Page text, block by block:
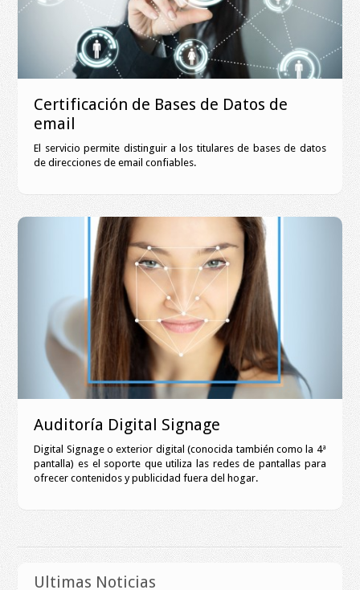
Certificación de Bases de Datos de
email
El servicio permite distinguir a los titulares de bases de datos
de direcciones de email confiables.
Auditoría Digital Signage
Digital Signage o exterior digital (conocida también como la 4ª
pantalla) es el soporte que utiliza las redes de pantallas para
ofrecer contenidos y publicidad fuera del hogar.
Ultimas Noticias